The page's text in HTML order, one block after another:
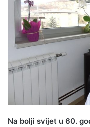
Na bolji svijet u 60.